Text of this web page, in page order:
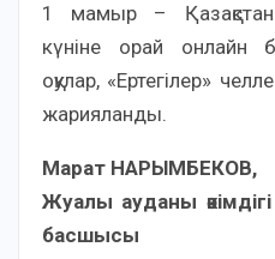
1 мамыр – Қазақстан
күніне орай онлайн
оқулар, «Ертегілер»
жарияланды.
Марат НАРЫМБЕКОВ,
Жуалы ауданы
басшысы